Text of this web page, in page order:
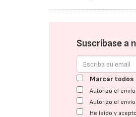
Suscríbase a
Marcar todos
Autorizo el
Autorizo el
He leído y